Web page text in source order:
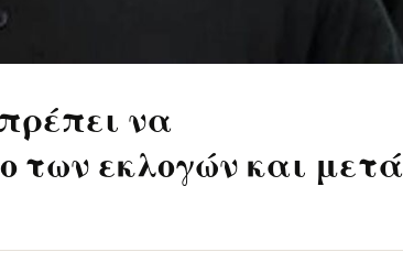
να
των εκλογών και μετά